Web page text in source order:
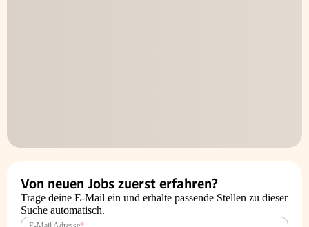
Von neuen Jobs zuerst erfahren?
Trage deine E-Mail ein und erhalte passende Stellen zu dieser
Suche automatisch.